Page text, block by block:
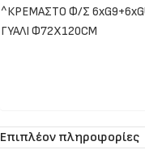
^ΚΡΕΜΑΣΤΟ Φ/Σ
ΓΥΑΛΙ Φ72Χ120CM
Επιπλέον πληροφορίες